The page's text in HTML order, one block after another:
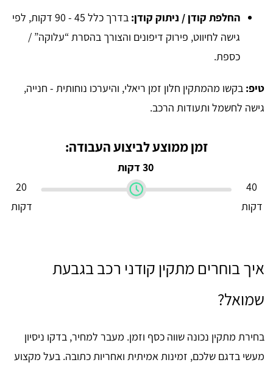
החלפת קודן / ניתוק קודן:
בדרך כלל 45 - 90 דקות, לפי
גישה לחיווט, פירוק דיפונים והצורך בהסרת “עלוקה” /
כספת.
טיפ: בקשו מהמתקין חלון זמן ריאלי, והיערכו נוחותית - חנייה,
גישה לחשמל ותעודות הרכב.
זמן ממוצע לביצוע העבודה:
30 דקות
40
דקות
20
דקות
איך בוחרים מתקין קודני רכב בגבעת
שמואל?
בחירת מתקין נכונה שווה כסף וזמן. מעבר למחיר, בדקו ניסיון
מעשי בדגם שלכם, זמינות אמיתית ואחריות כתובה. בעל מקצוע